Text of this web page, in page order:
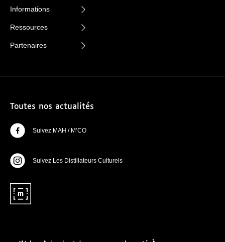
Informations
Ressources
Partenaires
Toutes nos actualités
Suivez MAH / M’CO
Suivez Les Distillateurs Culturels